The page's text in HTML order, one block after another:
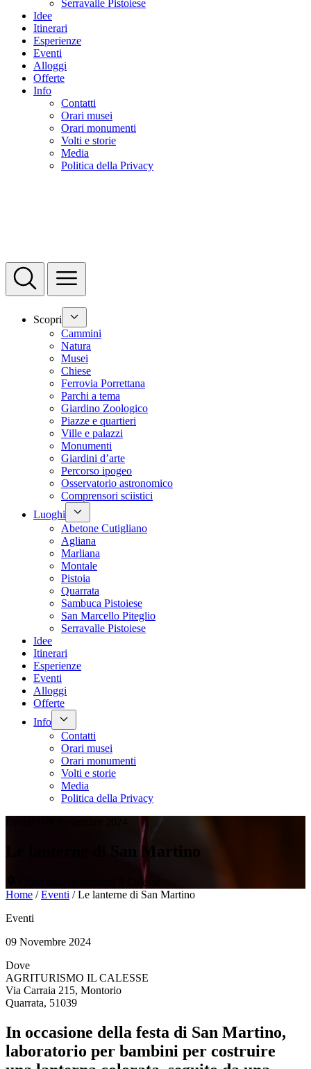
Serravalle Pistoiese
Idee
Itinerari
Esperienze
Eventi
Alloggi
Offerte
Info
Contatti
Orari musei
Orari monumenti
Volti e storie
Media
Politica della Privacy
Scopri
Cammini
Natura
Musei
Chiese
Ferrovia Porrettana
Parchi a tema
Giardino Zoologico
Piazze e quartieri
Ville e palazzi
Monumenti
Giardini d’arte
Percorso ipogeo
Osservatorio astronomico
Comprensori sciistici
Luoghi
Abetone Cutigliano
Agliana
Marliana
Montale
Pistoia
Quarrata
Sambuca Pistoiese
San Marcello Piteglio
Serravalle Pistoiese
Idee
Itinerari
Esperienze
Eventi
Alloggi
Offerte
Info
Contatti
Orari musei
Orari monumenti
Volti e storie
Media
Politica della Privacy
Le lanterne di San Martino
Quarrata, Agriturismo Il Calesse
Home /Eventi /Le lanterne di San Martino
Eventi
09 Novembre 2024
Dove
AGRITURISMO IL CALESSE
Via Carraia 215, Montorio
Quarrata, 51039
In occasione della festa di San Martino,
laboratorio per bambini per costruire